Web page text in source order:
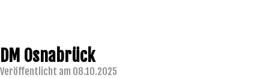
DM Osnabrück
Veröffentlicht am 08.10.2025